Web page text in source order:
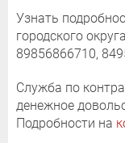
Узнать
городского
89856866710,
Служба по
денежное
Подробности на